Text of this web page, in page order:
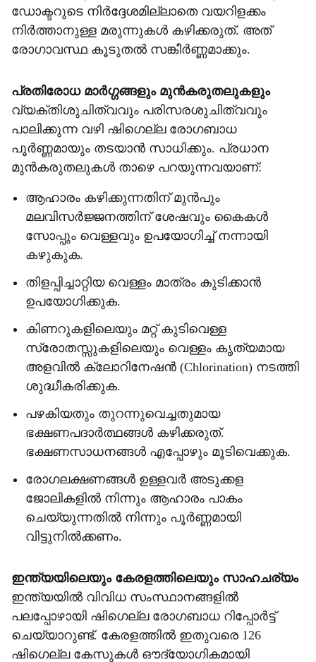
ഡോക്ടറുടെ നിർദ്ദേശമില്ലാതെ വയറിളക്കം
നിർത്താനുള്ള മരുന്നുകൾ കഴിക്കരുത്. അത്
രോഗാവസ്ഥ കൂടുതൽ സങ്കീർണ്ണമാക്കും.
പ്രതിരോധ മാർഗ്ഗങ്ങളും മുൻകരുതലുകളും
വ്യക്തിശുചിത്വവും പരിസരശുചിത്വവും
പാലിക്കുന്ന വഴി ഷിഗെല്ല രോഗബാധ
പൂർണ്ണമായും തടയാൻ സാധിക്കും. പ്രധാന
മുൻകരുതലുകൾ താഴെ പറയുന്നവയാണ്:
ആഹാരം കഴിക്കുന്നതിന് മുൻപും
മലവിസർജ്ജനത്തിന് ശേഷവും കൈകൾ
സോപ്പും വെള്ളവും ഉപയോഗിച്ച് നന്നായി
കഴുകുക.
തിളപ്പിച്ചാറ്റിയ വെള്ളം മാത്രം കുടിക്കാൻ
ഉപയോഗിക്കുക.
കിണറുകളിലെയും മറ്റ് കുടിവെള്ള
സ്രോതസ്സുകളിലെയും വെള്ളം കൃത്യമായ
അളവിൽ ക്ലോറിനേഷൻ (Chlorination) നടത്തി
ശുദ്ധീകരിക്കുക.
പഴകിയതും തുറന്നുവെച്ചതുമായ
ഭക്ഷണപദാർത്ഥങ്ങൾ കഴിക്കരുത്.
ഭക്ഷണസാധനങ്ങൾ എപ്പോഴും മൂടിവെക്കുക.
രോഗലക്ഷണങ്ങൾ ഉള്ളവർ അടുക്കള
ജോലികളിൽ നിന്നും ആഹാരം പാകം
ചെയ്യുന്നതിൽ നിന്നും പൂർണ്ണമായി
വിട്ടുനിൽക്കണം.
ഇന്ത്യയിലെയും കേരളത്തിലെയും സാഹചര്യം
ഇന്ത്യയിൽ വിവിധ സംസ്ഥാനങ്ങളിൽ
പലപ്പോഴായി ഷിഗെല്ല രോഗബാധ റിപ്പോർട്ട്
ചെയ്യാറുണ്ട്. കേരളത്തിൽ ഇതുവരെ 126
ഷിഗെല്ല കേസുകൾ ഔദ്യോഗികമായി